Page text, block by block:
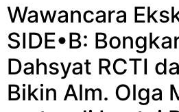
Wawancara
SIDE•B:
Dahsyat RCTI
Bikin Alm. Olga